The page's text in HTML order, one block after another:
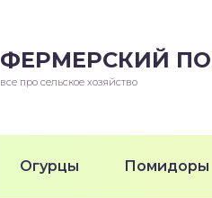
ФЕРМЕРСКИЙ
все про сельское хозяйство
Огурцы Помидоры